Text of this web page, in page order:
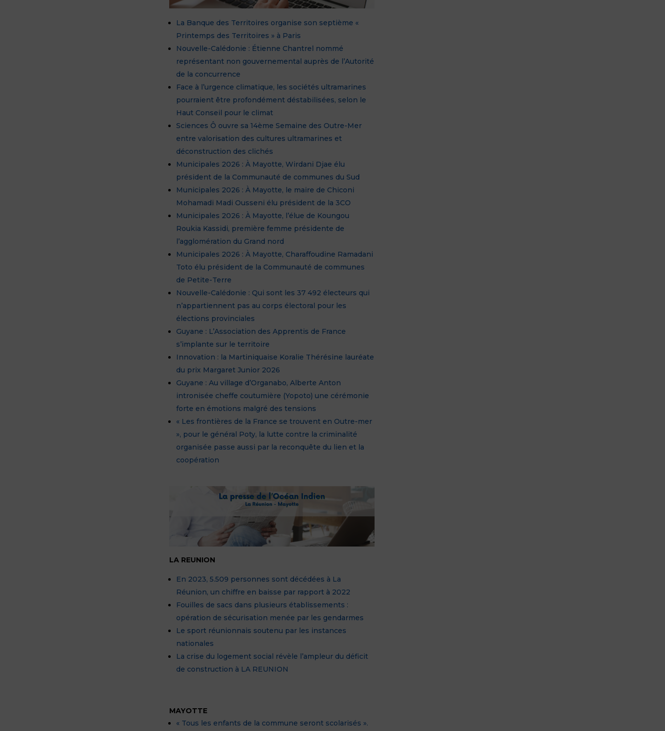
La Banque des Territoires organise son septième «
Printemps des Territoires » à Paris
Nouvelle-Calédonie : Étienne Chantrel nommé
représentant non gouvernemental auprès de l’Autorité
de la concurrence
Face à l’urgence climatique, les sociétés ultramarines
pourraient être profondément déstabilisées, selon le
Haut Conseil pour le climat
Sciences Ô ouvre sa 14ème Semaine des Outre-Mer
entre valorisation des cultures ultramarines et
déconstruction des clichés
Municipales 2026 : À Mayotte, Wirdani Djae élu
président de la Communauté de communes du Sud
Municipales 2026 : À Mayotte, le maire de Chiconi
Mohamadi Madi Ousseni élu président de la 3CO
Municipales 2026 : À Mayotte, l’élue de Koungou
Roukia Kassidi, première femme présidente de
l’agglomération du Grand nord
Municipales 2026 : À Mayotte, Charaffoudine Ramadani
Toto élu président de la Communauté de communes
de Petite-Terre
Nouvelle-Calédonie : Qui sont les 37 492 électeurs qui
n’appartiennent pas au corps électoral pour les
élections provinciales
Guyane : L’Association des Apprentis de France
s’implante sur le territoire
Innovation : la Martiniquaise Koralie Thérésine lauréate
du prix Margaret Junior 2026
Guyane : Au village d’Organabo, Alberte Anton
intronisée cheffe coutumière (Yopoto) une cérémonie
forte en émotions malgré des tensions
« Les frontières de la France se trouvent en Outre-mer
», pour le général Poty, la lutte contre la criminalité
organisée passe aussi par la reconquête du lien et la
coopération
LA REUNION
En 2023, 5.509 personnes sont décédées à La
Réunion, un chiffre en baisse par rapport à 2022
Fouilles de sacs dans plusieurs établissements :
opération de sécurisation menée par les gendarmes
Le sport réunionnais soutenu par les instances
nationales
La crise du logement social révèle l’ampleur du déficit
de construction à LA REUNION
MAYOTTE
« Tous les enfants de la commune seront scolarisés ».